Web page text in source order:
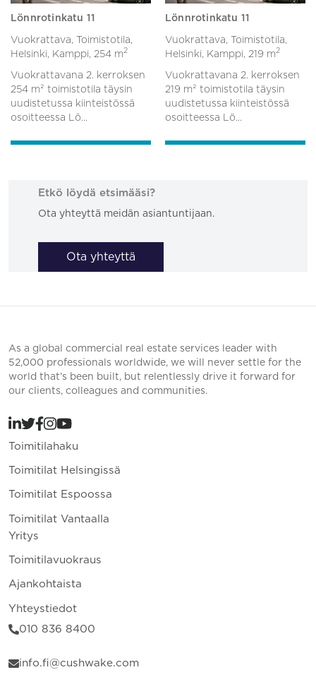
Lönnrotinkatu 11
Vuokrattava, Toimistotila,
Helsinki, Kamppi, 254 m2
Vuokrattavana 2. kerroksen
254 m² toimistotila täysin
uudistetussa kiinteistössä
osoitteessa Lö...
Lönnrotinkatu 11
Vuokrattava, Toimistotila,
Helsinki, Kamppi, 219 m2
Vuokrattavana 2. kerroksen
219 m² toimistotila täysin
uudistetussa kiinteistössä
osoitteessa Lö...
Etkö löydä etsimääsi?
Ota yhteyttä meidän asiantuntijaan.
Ota yhteyttä
As a global commercial real estate services leader with
52,000 professionals worldwide, we will never settle for the
world that’s been built, but relentlessly drive it forward for
our clients, colleagues and communities.
Toimitilahaku
Toimitilat Helsingissä
Toimitilat Espoossa
Toimitilat Vantaalla
Yritys
Toimitilavuokraus
Ajankohtaista
Yhteystiedot
010 836 8400
info.fi@cushwake.com